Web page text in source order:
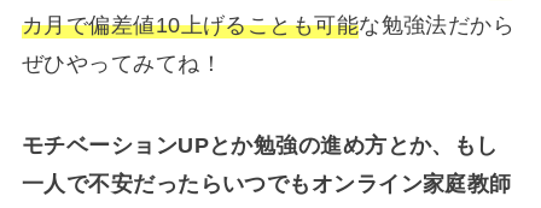
カ月で偏差値10上げることも可能な勉強法だから
ぜひやってみてね！
モチベーションUPとか勉強の進め方とか、もし
一人で不安だったらいつでもオンライン家庭教師